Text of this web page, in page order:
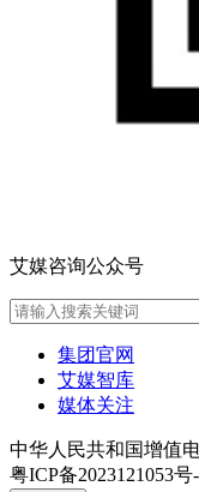
艾媒咨询公众号
集团官网
艾媒智库
媒体关注
中华人民共和国增值
粤ICP备2023121053号-